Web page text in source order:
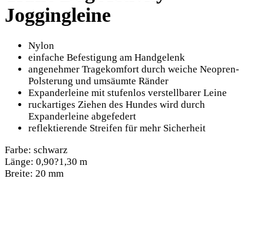
Joggingleine
Nylon
einfache Befestigung am Handgelenk
angenehmer Tragekomfort durch weiche Neopren-
Polsterung und umsäumte Ränder
Expanderleine mit stufenlos verstellbarer Leine
ruckartiges Ziehen des Hundes wird durch
Expanderleine abgefedert
reflektierende Streifen für mehr Sicherheit
Farbe: schwarz
Länge: 0,90?1,30 m
Breite: 20 mm